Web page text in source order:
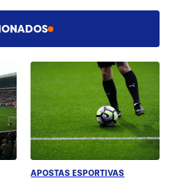
APOSTAS ESPORTIVAS